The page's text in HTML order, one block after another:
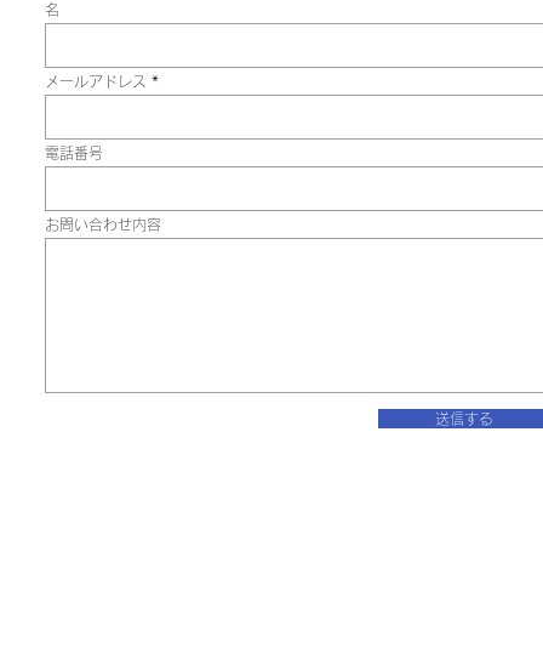
名
メールアドレス
電話番号
お問い合わせ内容
送信する